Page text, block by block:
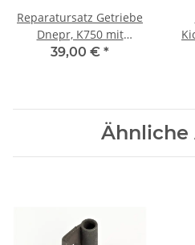
Reparatursatz Getriebe
Dnepr, K750 mit
Rückwärtsgang.
39,00 € *
Ähnliche